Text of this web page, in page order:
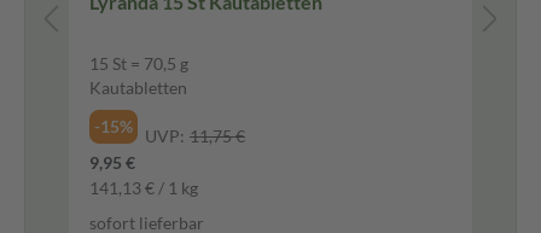
15 St = 70,5 g
Kautabletten
-15%
UVP: 11,75 €
9,95 €
141,13 € / 1 kg
sofort lieferbar